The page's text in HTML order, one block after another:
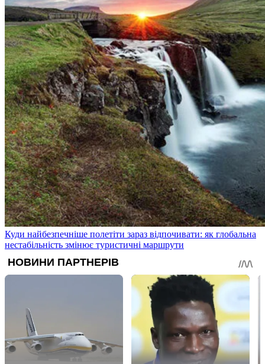
Куди найбезпечніше полетіти зараз відпочивати: як глобальна
нестабільність змінює туристичні маршрути